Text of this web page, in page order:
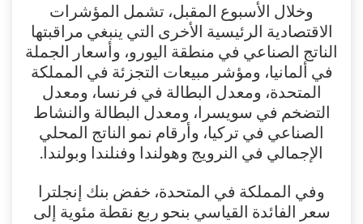
وخلال الأسبوع المقبل، تشمل المؤشرات
الاقتصادية الرئيسية الأخرى التي ينبغي مراقبتها
الناتج الصناعي في منطقة اليورو، وأسعار الجملة
في ألمانيا، ومؤشر مبيعات التجزئة في المملكة
المتحدة، ومعدل البطالة في فرنسا، ومعدل
التضخم في سويسرا، ومعدل البطالة والنشاط
الصناعي في تركيا، وأرقام نمو الناتج المحلي
الإجمالي في النرويج وهولندا وفنلندا وبولندا.
وفي المملكة في المتحدة، خفض بنك إنجلترا
سعر الفائدة القياسي بنحو ربع نقطة مئوية إلى